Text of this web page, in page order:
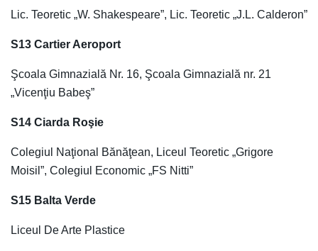
Lic. Teoretic „W. Shakespeare”, Lic. Teoretic „J.L. Calderon”
S13 Cartier Aeroport
Şcoala Gimnazială Nr. 16, Şcoala Gimnazială nr. 21
„Vicenţiu Babeş”
S14 Ciarda Roşie
Colegiul Naţional Bănăţean, Liceul Teoretic „Grigore
Moisil”, Colegiul Economic „FS Nitti”
S15 Balta Verde
Liceul De Arte Plastice